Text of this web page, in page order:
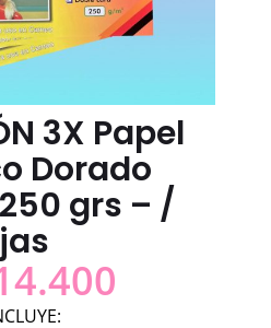
3X Papel
Dorado
grs – /